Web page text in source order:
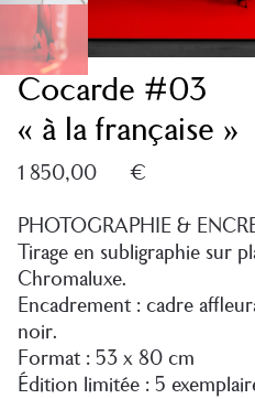
contenu
Cocarde #03
« à la française »
1 850,00 €
PHOTOGRAPHIE &
Tirage en subligraphie sur
Chromaluxe.
Encadrement : cadre
noir.
Format : 53 x 80 cm
Édition limitée : 5